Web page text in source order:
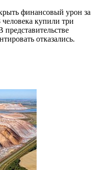
финансовый урон за
купили три
отказались.